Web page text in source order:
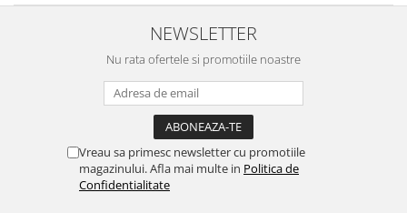
NEWSLETTER
Nu rata ofertele si promotiile noastre
Vreau sa primesc newsletter cu promotiile
magazinului. Afla mai multe in Politica de
Confidentialitate